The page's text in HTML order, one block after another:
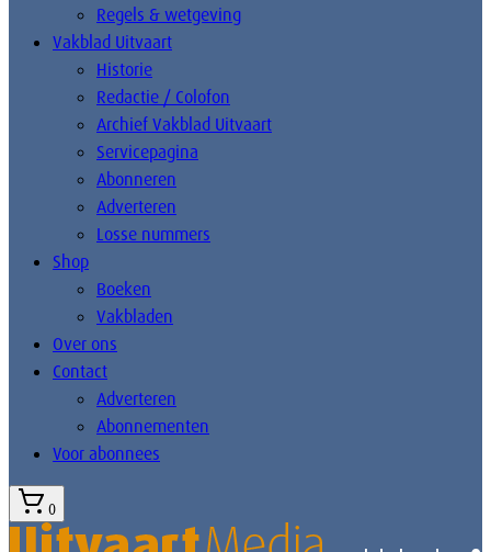
Regels & wetgeving
Vakblad Uitvaart
Historie
Redactie / Colofon
Archief Vakblad Uitvaart
Servicepagina
Abonneren
Adverteren
Losse nummers
Shop
Boeken
Vakbladen
Over ons
Contact
Adverteren
Abonnementen
Voor abonnees
0